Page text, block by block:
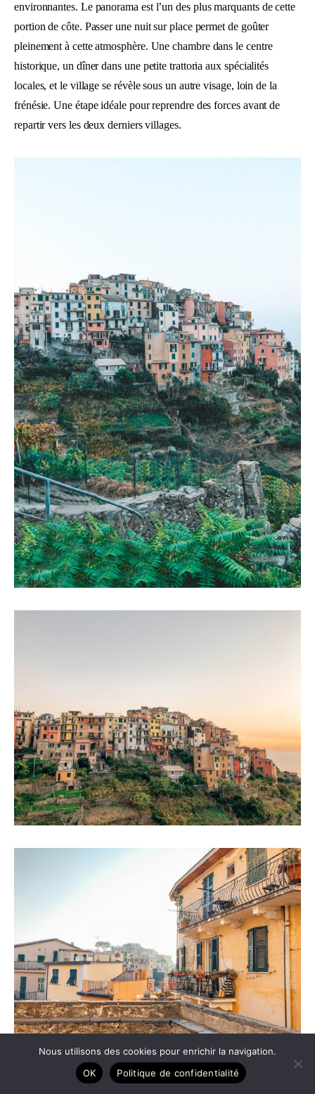
environnantes. Le panorama est l’un des plus marquants de cette
portion de côte. Passer une nuit sur place permet de goûter
pleinement à cette atmosphère. Une chambre dans le centre
historique, un dîner dans une petite trattoria aux spécialités
locales, et le village se révèle sous un autre visage, loin de la
frénésie. Une étape idéale pour reprendre des forces avant de
repartir vers les deux derniers villages.
Nous utilisons des cookies pour enrichir la navigation.
OK
Politique de confidentialité